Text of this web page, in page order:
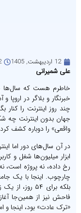
12 اردیبهشت, 1405
علی شمیرانی
خاطرم هست که سال‌ها
خبرنگار و بلاگر در
چند روز اینترنت را
جهان بدون اینترنت چه
واقعی» را دوباره کشف
در آن سال‌های دور اما
ابزار میلیون‌ها شغل و
رخ داده، نه پروژه است،
چارچوب. اینجا با یک
بلکه برای
فاحش نیز از همین‌جا
«ترک عادت» بود، اینجا